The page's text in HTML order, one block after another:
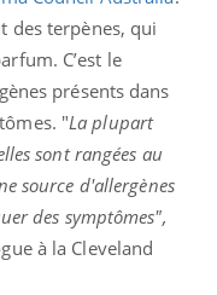
des terpènes, qui
C’est le
présents dans
"La plupart
sont rangées au
source d'allergènes
des symptômes",
à la Cleveland